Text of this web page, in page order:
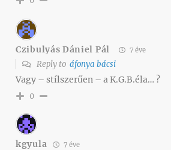
Czibulyás Dániel Pál 7 éve
Reply to áfonya bácsi
Vagy – stílszerűen – a K.G.B.éla… ?
0
kgyula 7 éve